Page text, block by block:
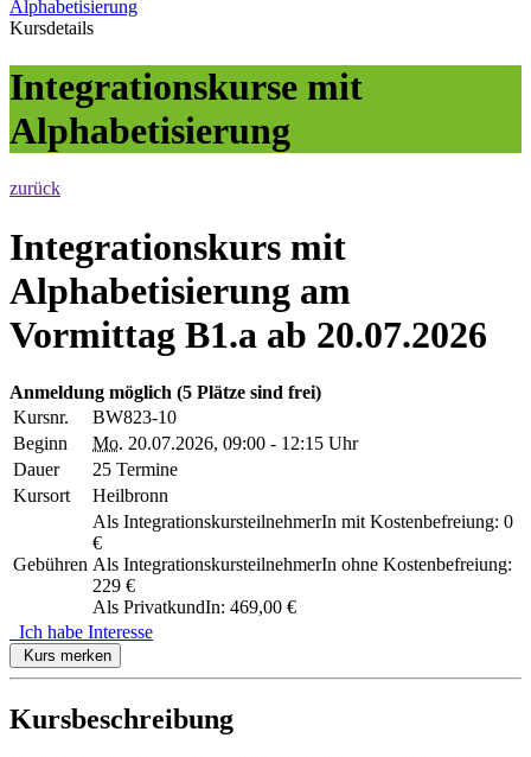
Alphabetisierung
Kursdetails
Integrationskurse mit
Alphabetisierung
zurück
Integrationskurs mit
Alphabetisierung am
Vormittag B1.a ab 20.07.2026
Anmeldung möglich (5 Plätze sind frei)
Kursnr.
BW823-10
Beginn
Mo. 20.07.2026, 09:00 - 12:15 Uhr
Dauer
25 Termine
Kursort
Heilbronn
Gebühren
Als IntegrationskursteilnehmerIn mit Kostenbefreiung: 0
€
Als IntegrationskursteilnehmerIn ohne Kostenbefreiung:
229 €
Als PrivatkundIn: 469,00 €
Ich habe Interesse
Kurs merken
Kursbeschreibung